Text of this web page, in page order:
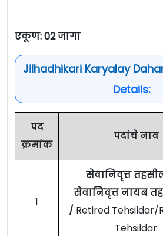
एकूण: 02 जागा
Jilhadhikari Karyalay
Details:
पद
क्रमांक
पदांचे नाव
1
सेवानिवृत्त
सेवानिवृत्त नायब
/ Retired Tehsildar/
Tehsildar